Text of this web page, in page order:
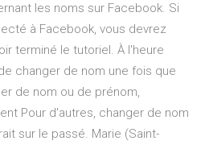
les noms sur Facebook. Si
à Facebook, vous devrez
terminé le tutoriel. À l'heure
changer de nom une fois que
de nom ou de prénom,
Pour d'autres, changer de nom
sur le passé. Marie (Saint-